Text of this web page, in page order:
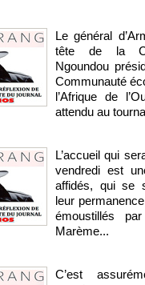
Le général
tête de la
Ngoundou
Communauté
l’Afrique de
attendu au
L’accueil qui
vendredi est
affidés, qui se
leur
émoustillés
Marème...
C’est